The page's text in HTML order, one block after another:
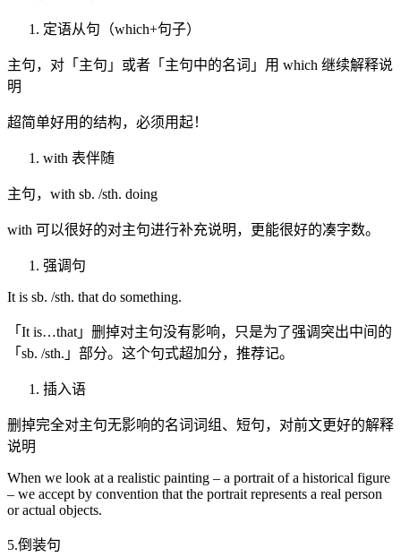
定语从句（which+句子）
主句，对「主句」或者「主句中的名词」用 which 继续解释说
明
超简单好用的结构，必须用起！
with 表伴随
主句，with sb. /sth. doing
with 可以很好的对主句进行补充说明，更能很好的凑字数。
强调句
It is sb. /sth. that do something.
「It is…that」删掉对主句没有影响，只是为了强调突出中间的
「sb. /sth.」部分。这个句式超加分，推荐记。
插入语
删掉完全对主句无影响的名词词组、短句，对前文更好的解释
说明
When we look at a realistic painting – a portrait of a historical figure
– we accept by convention that the portrait represents a real person
or actual objects.
5.倒装句